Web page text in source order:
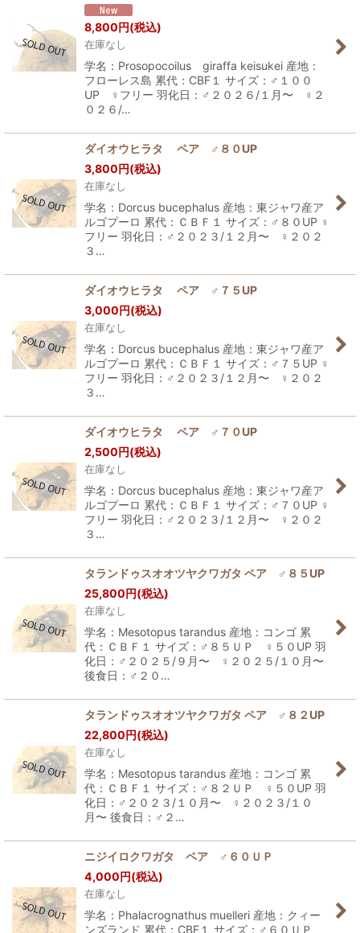
8,800円(税込)
在庫なし
学名：Prosopocoilus giraffa keisukei 産地：
フローレス島 累代：CBF１ サイズ：♂１００
UP ♀フリー 羽化日：♂２０２６/１月〜 ♀２
０２６/…
ダイオウヒラタ ペア ♂８０UP
3,800円(税込)
在庫なし
学名：Dorcus bucephalus 産地：東ジャワ産ア
ルゴプーロ 累代：ＣＢＦ１ サイズ：♂８０UP ♀
フリー 羽化日：♂２０２３/１２月〜 ♀２０２
３…
ダイオウヒラタ ペア ♂７５UP
3,000円(税込)
在庫なし
学名：Dorcus bucephalus 産地：東ジャワ産ア
ルゴプーロ 累代：ＣＢＦ１ サイズ：♂７５UP ♀
フリー 羽化日：♂２０２３/１２月〜 ♀２０２
３…
ダイオウヒラタ ペア ♂７０UP
2,500円(税込)
在庫なし
学名：Dorcus bucephalus 産地：東ジャワ産ア
ルゴプーロ 累代：ＣＢＦ１ サイズ：♂７０UP ♀
フリー 羽化日：♂２０２３/１２月〜 ♀２０２
３…
タランドゥスオオツヤクワガタ ペア ♂８５UP
25,800円(税込)
在庫なし
学名：Mesotopus tarandus 産地：コンゴ 累
代：ＣＢＦ１ サイズ：♂８５ＵＰ ♀５０UP 羽
化日：♂２０２５/９月〜 ♀２０２５/１０月〜
後食日：♂２０…
タランドゥスオオツヤクワガタ ペア ♂８２UP
22,800円(税込)
在庫なし
学名：Mesotopus tarandus 産地：コンゴ 累
代：ＣＢＦ１ サイズ：♂８２ＵＰ ♀５０UP 羽
化日：♂２０２３/１０月〜 ♀２０２３/１０
月〜 後食日：♂２…
ニジイロクワガタ ペア ♂６０ＵＰ
4,000円(税込)
在庫なし
学名：Phalacrognathus muelleri 産地：クィー
ンズランド 累代：CBF１ サイズ：♂６０ＵＰ